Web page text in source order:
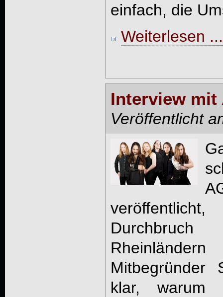
einfach, die
Weiterlesen ...
Interview mit
Veröffentlicht
Mitbegründer
klar, warum